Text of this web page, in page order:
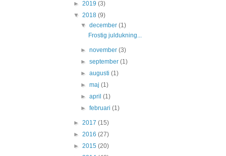
► 2019 (3)
▼ 2018 (9)
▼december(1)
Frostig juldukning...
►november(3)
►september(1)
►augusti(1)
►maj(1)
►april(1)
►februari(1)
► 2017 (15)
► 2016 (27)
► 2015 (20)